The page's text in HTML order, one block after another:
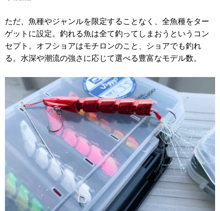
ただ、魚種やジャンルを限定することなく、全魚種をター
ゲットに設定。釣れる魚は全て釣ってしまおうというコン
セプト。オフショアはモチロンのこと、ショアでも釣れ
る。水深や潮流の強さに応じて選べる豊富なモデル数。